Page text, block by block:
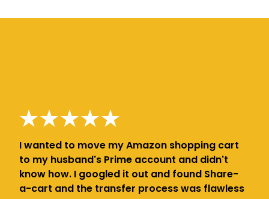
I wanted to move my Amazon shopping cart
to my husband's Prime account and didn't
know how. I googled it out and found Share-
a-cart and the transfer process was flawless